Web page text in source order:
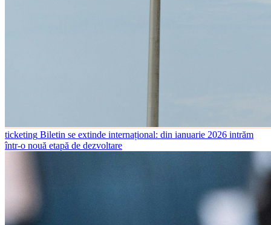
ticketing Biletin se extinde internațional: din ianuarie 2026 intrăm
într-o nouă etapă de dezvoltare